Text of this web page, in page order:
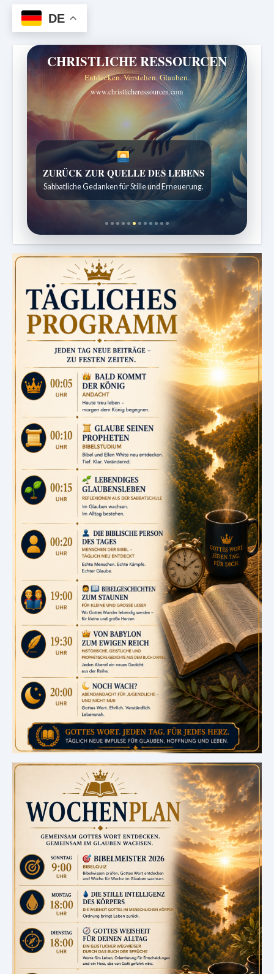
DE
CHRISTLICHE RESSOURCEN
Entdecken. Verstehen. Glauben.
www.christlicheressourcen.com
ZURÜCK ZUR QUELLE DES LEBENS
Sabbatliche Gedanken für Stille und Erneuerung.